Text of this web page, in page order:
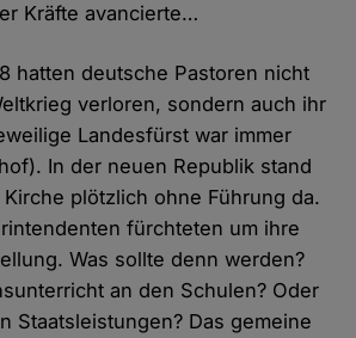
Kräfte avancierte…
hatten deutsche Pastoren nicht
verloren, sondern auch ihr
Landesfürst war immer
In der neuen Republik stand
plötzlich ohne Führung da.
fürchteten um ihre
Was sollte denn werden?
an den Schulen? Oder
Staatsleistungen? Das gemeine